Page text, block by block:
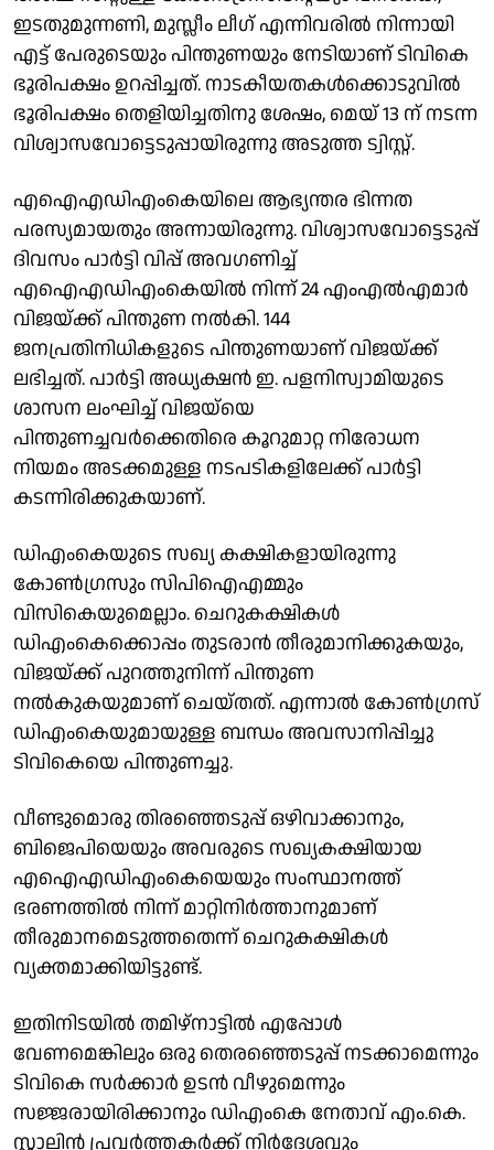
ഇടതുമുന്നണി, മുസ്ലീം ലീഗ് എന്നിവരില്‍ നിന്നായി
എട്ട് പേരുടെയും പിന്തുണയും നേടിയാണ് ടിവികെ
ഭൂരിപക്ഷം ഉറപ്പിച്ചത്. നാടകീയതകള്‍ക്കൊടുവില്‍
ഭൂരിപക്ഷം തെളിയിച്ചതിനു ശേഷം, മെയ് 13 ന് നടന്ന
വിശ്വാസവോട്ടെടുപ്പായിരുന്നു അടുത്ത ട്വിസ്റ്റ്.
എഐഎഡിഎംകെയിലെ ആഭ്യന്തര ഭിന്നത
പരസ്യമായതും അന്നായിരുന്നു. വിശ്വാസവോട്ടെടുപ്പ്
ദിവസം പാര്‍ട്ടി വിപ്പ് അവഗണിച്ച്
എഐഎഡിഎംകെയില്‍ നിന്ന് 24 എംഎല്‍എമാര്‍
വിജയ്ക്ക് പിന്തുണ നല്‍കി. 144
ജനപ്രതിനിധികളുടെ പിന്തുണയാണ് വിജയ്ക്ക്
ലഭിച്ചത്. പാര്‍ട്ടി അധ്യക്ഷന്‍ ഇ. പളനിസ്വാമിയുടെ
ശാസന ലംഘിച്ച് വിജയ്‌യെ
പിന്തുണച്ചവര്‍ക്കെതിരെ കൂറുമാറ്റ നിരോധന
നിയമം അടക്കമുള്ള നടപടികളിലേക്ക് പാര്‍ട്ടി
കടന്നിരിക്കുകയാണ്.
ഡിഎംകെയുടെ സഖ്യ കക്ഷികളായിരുന്നു
കോണ്‍ഗ്രസും സിപിഐഎമ്മും
വിസികെയുമെല്ലാം. ചെറുകക്ഷികള്‍
ഡിഎംകെക്കൊപ്പം തുടരാന്‍ തീരുമാനിക്കുകയും,
വിജയ്ക്ക് പുറത്തുനിന്ന് പിന്തുണ
നല്‍കുകയുമാണ് ചെയ്തത്. എന്നാല്‍ കോണ്‍ഗ്രസ്
ഡിഎംകെയുമായുള്ള ബന്ധം അവസാനിപ്പിച്ചു
ടിവികെയെ പിന്തുണച്ചു.
വീണ്ടുമൊരു തിരഞ്ഞെടുപ്പ് ഒഴിവാക്കാനും,
ബിജെപിയെയും അവരുടെ സഖ്യകക്ഷിയായ
എഐഎഡിഎംകെയെയും സംസ്ഥാനത്ത്
ഭരണത്തില്‍ നിന്ന് മാറ്റിനിര്‍ത്താനുമാണ്
തീരുമാനമെടുത്തതെന്ന് ചെറുകക്ഷികള്‍
വ്യക്തമാക്കിയിട്ടുണ്ട്.
ഇതിനിടയില്‍ തമിഴ്‌നാട്ടില്‍ എപ്പോള്‍
വേണമെങ്കിലും ഒരു തെരഞ്ഞെടുപ്പ് നടക്കാമെന്നും
ടിവികെ സര്‍ക്കാര്‍ ഉടന്‍ വീഴുമെന്നും
സജ്ജരായിരിക്കാനും ഡിഎംകെ നേതാവ് എം.കെ.
സ്റ്റാലിന്‍ പ്രവര്‍ത്തകര്‍ക്ക് നിര്‍ദേശവും